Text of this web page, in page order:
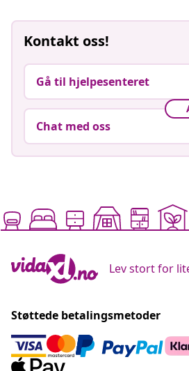
Kontakt oss!
Gå til hjelpesenteret
Chat med oss
Lev stort for
Støttede betalingsmetoder